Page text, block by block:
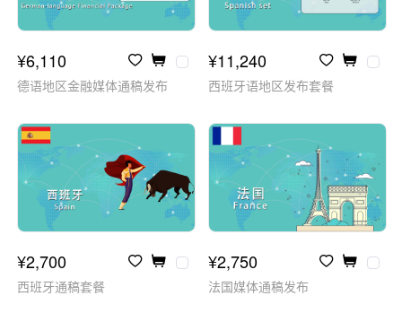
¥6,110
德语地区金融媒体通稿发布
¥11,240
西班牙语地区发布套餐
¥2,700
西班牙通稿套餐
¥2,750
法国媒体通稿发布